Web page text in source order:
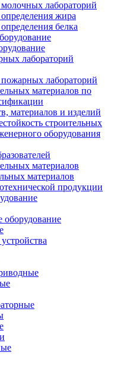
лабораторий
жира
белка
лабораторий
лабораторий
материалов по
материалов и изделий
строительных
оборудования
материалов
материалов
продукции
оборудование